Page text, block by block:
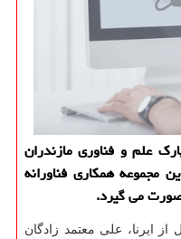
علم و فناوری مازندران
86 كشور با این مجموعه همكاری فناورانه
صورت می گیرد.
ایرنا، علی معتمد زادگان